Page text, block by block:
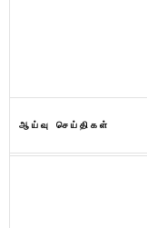
ஆய்வு செய்திகள்